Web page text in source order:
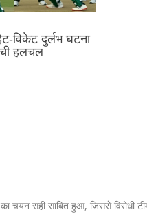
दुर्लभ घटना
हलचल
चयन सही साबित हुआ, जिससे विरोधी